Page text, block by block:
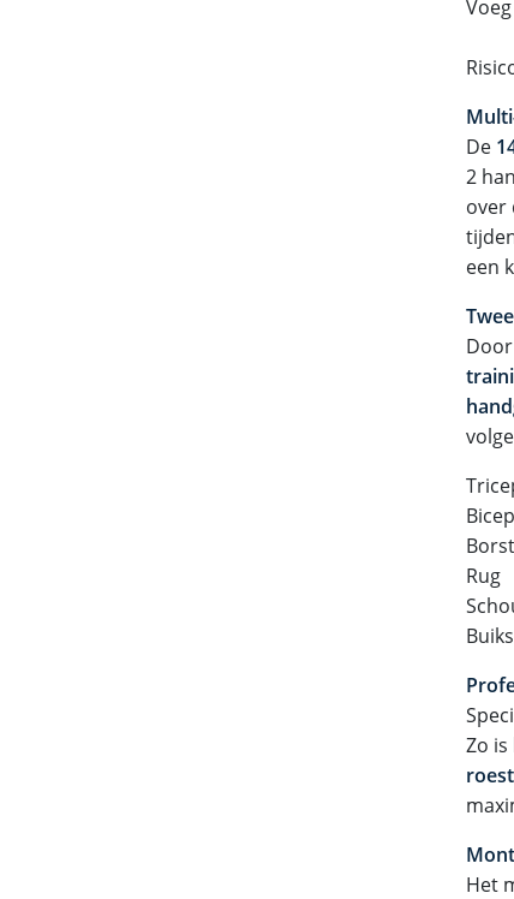
De
2
over
een
Bicep
Borst
Rug
Zo
Het